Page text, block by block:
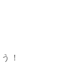
！